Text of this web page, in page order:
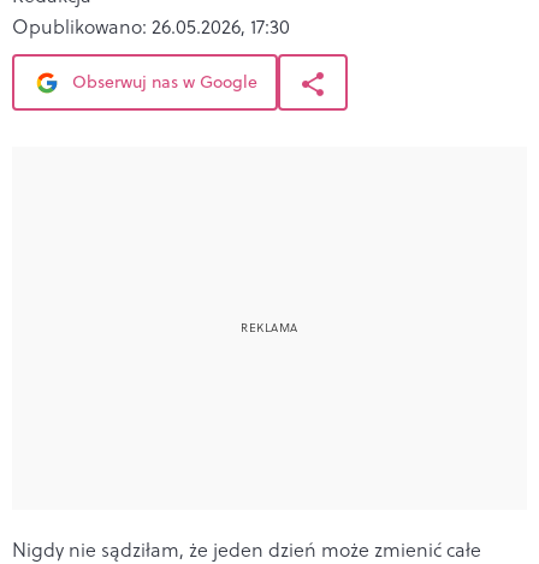
Opublikowano: 26.05.2026, 17:30
Obserwuj nas w Google
Nigdy nie sądziłam, że jeden dzień może zmienić całe